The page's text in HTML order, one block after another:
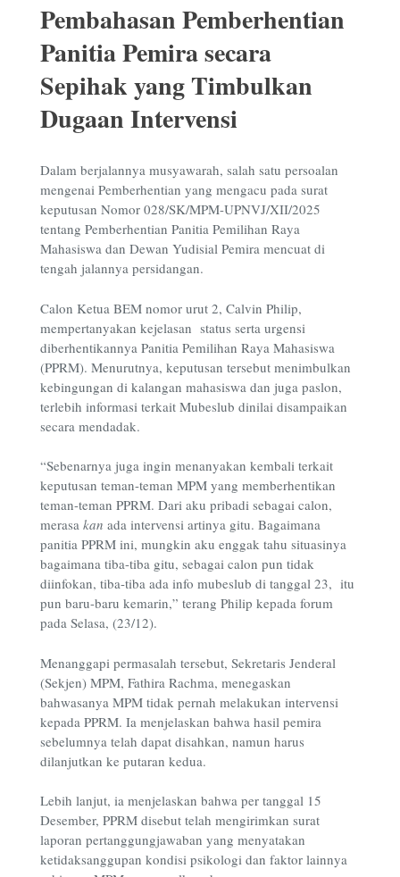
Pembahasan Pemberhentian
Panitia Pemira secara
Sepihak yang Timbulkan
Dugaan Intervensi
Dalam berjalannya musyawarah, salah satu persoalan
mengenai Pemberhentian yang mengacu pada surat
keputusan Nomor 028/SK/MPM-UPNVJ/XII/2025
tentang Pemberhentian Panitia Pemilihan Raya
Mahasiswa dan Dewan Yudisial Pemira mencuat di
tengah jalannya persidangan.
Calon Ketua BEM nomor urut 2, Calvin Philip,
mempertanyakan kejelasan status serta urgensi
diberhentikannya Panitia Pemilihan Raya Mahasiswa
(PPRM). Menurutnya, keputusan tersebut menimbulkan
kebingungan di kalangan mahasiswa dan juga paslon,
terlebih informasi terkait Mubeslub dinilai disampaikan
secara mendadak.
“Sebenarnya juga ingin menanyakan kembali terkait
keputusan teman-teman MPM yang memberhentikan
teman-teman PPRM. Dari aku pribadi sebagai calon,
merasa kan ada intervensi artinya gitu. Bagaimana
panitia PPRM ini, mungkin aku enggak tahu situasinya
bagaimana tiba-tiba gitu, sebagai calon pun tidak
diinfokan, tiba-tiba ada info mubeslub di tanggal 23, itu
pun baru-baru kemarin,” terang Philip kepada forum
pada Selasa, (23/12).
Menanggapi permasalah tersebut, Sekretaris Jenderal
(Sekjen) MPM, Fathira Rachma, menegaskan
bahwasanya MPM tidak pernah melakukan intervensi
kepada PPRM. Ia menjelaskan bahwa hasil pemira
sebelumnya telah dapat disahkan, namun harus
dilanjutkan ke putaran kedua.
Lebih lanjut, ia menjelaskan bahwa per tanggal 15
Desember, PPRM disebut telah mengirimkan surat
laporan pertanggungjawaban yang menyatakan
ketidaksanggupan kondisi psikologi dan faktor lainnya